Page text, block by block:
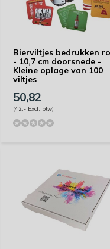
Bierviltjes bedrukken
- 10,7 cm doorsnede -
Kleine oplage van 100
viltjes
50,82
(42,- Excl. btw)